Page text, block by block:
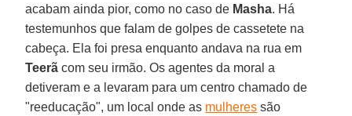
acabam ainda pior, como no caso de Masha. Há
testemunhos que falam de golpes de cassetete na
cabeça. Ela foi presa enquanto andava na rua em
Teerã com seu irmão. Os agentes da moral a
detiveram e a levaram para um centro chamado de
"reeducação", um local onde as mulheres são